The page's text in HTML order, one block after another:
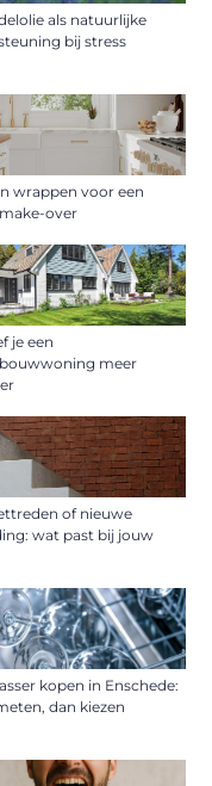
als natuurlijke
bij stress
wrappen voor een
over
je een
meer
of nieuwe
wat past bij jouw
kopen in Enschede:
dan kiezen